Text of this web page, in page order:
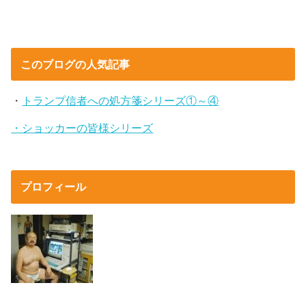
このブログの人気記事
・ トランプ信者への処方箋シリーズ①～④
・ショッカーの皆様シリーズ
プロフィール